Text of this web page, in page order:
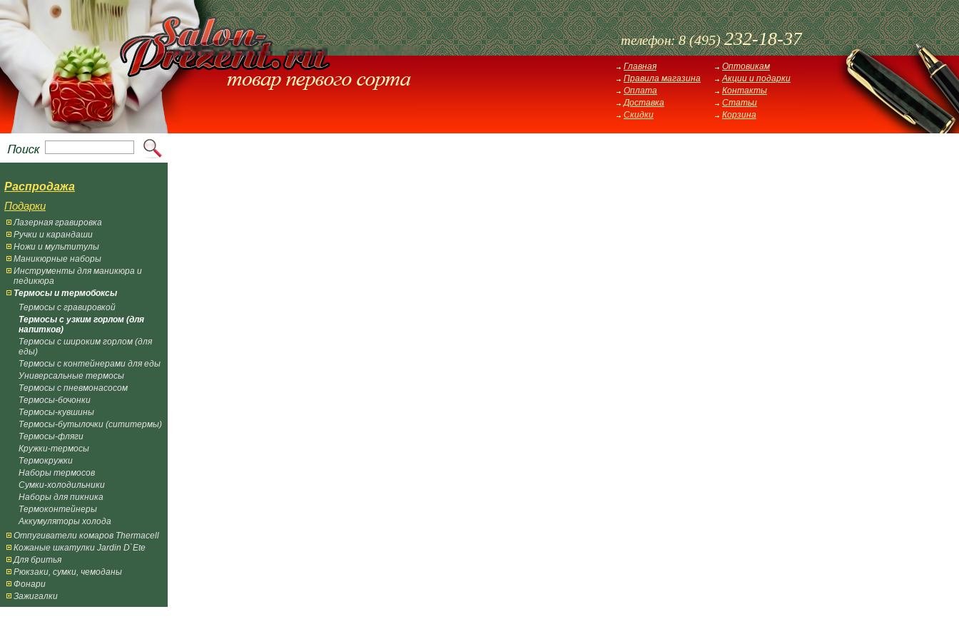
телефон:8 (495) 232-18-37
Главная
Оптовикам
Правила магазина
Акции и подарки
Оплата
Контакты
Доставка
Статьи
Скидки
Корзина
Распродажа
Подарки
Лазерная гравировка
Ручки и карандаши
Ножи и мультитулы
Маникюрные наборы
Инструменты для маникюра и
педикюра
Термосы и термобоксы
Термосы с гравировкой
Термосы с узким горлом (для
напитков)
Термосы с широким горлом (для
еды)
Термосы с контейнерами для еды
Универсальные термосы
Термосы с пневмонасосом
Термосы-бочонки
Термосы-кувшины
Термосы-бутылочки (сититермы)
Термосы-фляги
Кружки-термосы
Термокружки
Наборы термосов
Сумки-холодильники
Наборы для пикника
Термоконтейнеры
Аккумуляторы холода
Отпугиватели комаров Thermacell
Кожаные шкатулки Jardin D`Ete
Для бритья
Рюкзаки, сумки, чемоданы
Фонари
Зажигалки